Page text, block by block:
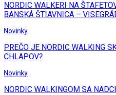
NORDIC WALKERI NA
BANSKÁ ŠTIAVNICA –
Novinky
PREČO JE NORDIC WALKING
CHLAPOV?
Novinky
NORDIC WALKINGOM SA